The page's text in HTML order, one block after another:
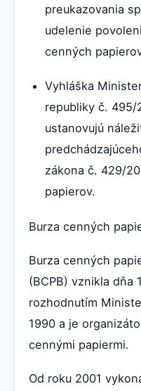
preukazovania
udelenie
cenných
Vyhláška
republiky č. 495/
ustanovujú
zákona č. 429/
papierov.
Burza cenných
Burza cenných
(BCPB) vznikla dňa
rozhodnutím
1990 a je
cennými papiermi.
Od roku 2001